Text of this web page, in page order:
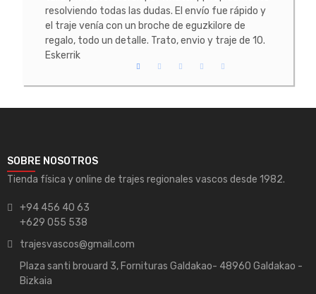
resolviendo todas las dudas. El envío fue rápido y
el traje venía con un broche de eguzkilore de
regalo, todo un detalle. Trato, envio y traje de 10.
Eskerrik
SOBRE NOSOTROS
Tienda física y online de trajes regionales vascos desde 1982.
+94 456 40 63
+629 055 538
trajesvascos@gmail.com
Plaza santi brouard 3, Fornituras Galdakao- 48960 Galdakao -
Bizkaia